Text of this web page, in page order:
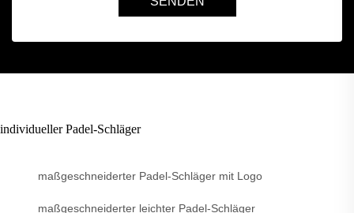
individueller Padel-Schläger
maßgeschneiderter Padel-Schläger mit Logo
maßgeschneiderter leichter Padel-Schläger